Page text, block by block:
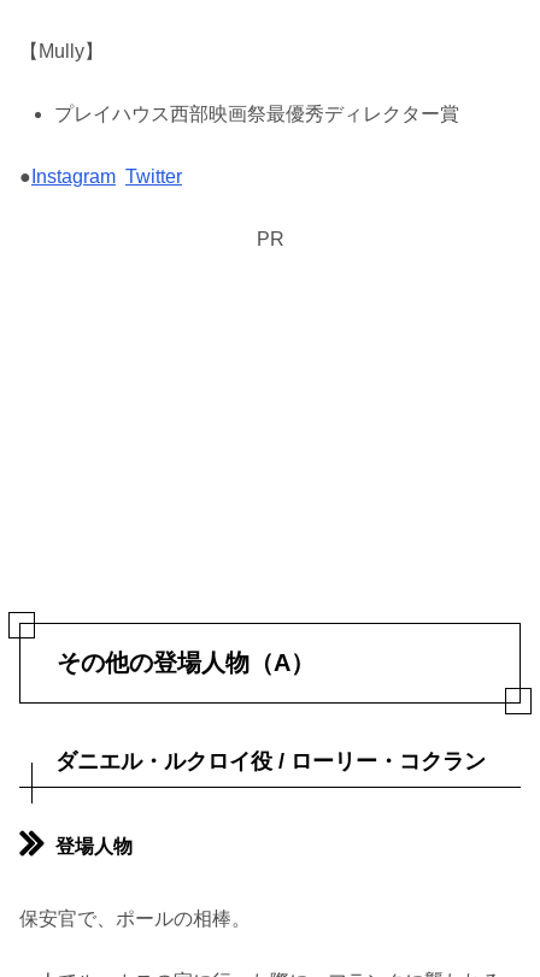
【Mully】
プレイハウス西部映画祭最優秀ディレクター賞
● Instagram Twitter
PR
その他の登場人物（A）
ダニエル・ルクロイ役 / ローリー・コクラン
登場人物
保安官で、ポールの相棒。